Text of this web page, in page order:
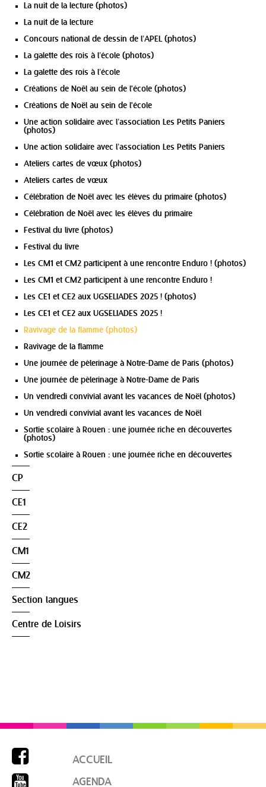
La nuit de la lecture (photos)
La nuit de la lecture
Concours national de dessin de l’APEL (photos)
La galette des rois à l’école (photos)
La galette des rois à l’école
Créations de Noêl au sein de l'école (photos)
Créations de Noël au sein de l'école
Une action solidaire avec l’association Les Petits Paniers
(photos)
Une action solidaire avec l’association Les Petits Paniers
Ateliers cartes de vœux (photos)
Ateliers cartes de vœux
Célébration de Noël avec les élèves du primaire (photos)
Célébration de Noël avec les élèves du primaire
Festival du livre (photos)
Festival du livre
Les CM1 et CM2 participent à une rencontre Enduro ! (photos)
Les CM1 et CM2 participent à une rencontre Enduro !
Les CE1 et CE2 aux UGSELIADES 2025 ! (photos)
Les CE1 et CE2 aux UGSELIADES 2025 !
Ravivage de la flamme (photos)
Ravivage de la flamme
Une journée de pèlerinage à Notre-Dame de Paris (photos)
Une journée de pèlerinage à Notre-Dame de Paris
Un vendredi convivial avant les vacances de Noël (photos)
Un vendredi convivial avant les vacances de Noël
Sortie scolaire à Rouen : une journée riche en découvertes
(photos)
Sortie scolaire à Rouen : une journée riche en découvertes
CP
CE1
CE2
CM1
CM2
Section langues
Centre de Loisirs


ACCUEIL
AGENDA